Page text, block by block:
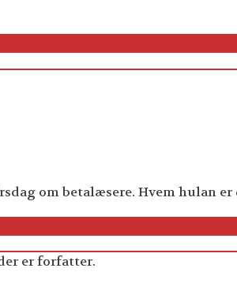
om betalæsere. Hvem hulan er
er forfatter.